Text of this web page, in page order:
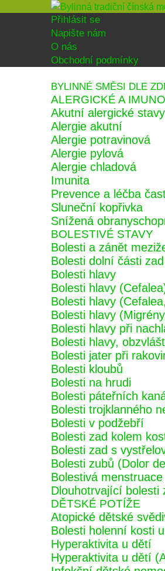
Přihlásit se
Napište nám
O nás
Obchodní podmínky
BYLINNÉ SMĚSI DLE
ALERGICKÉ A
Akutní alergické stavy
Alergie akutní
Alergie potravinová
Alergie pylová
Alergie chladová
Imunita
Prevence a léčba
Sluneční kopřivka
Snížená
BOLESTIVÉ STAVY
Bolesti a zánět
Bolesti dolní části
Bolesti hlavy
Bolesti hlavy
Bolesti hlavy
Bolesti hlavy
Bolesti hlavy při
Bolesti hlavy,
Bolesti jater při
Bolesti kloubů
Bolesti na hrudi
Bolesti páteřních
Bolesti trojklanného
Bolesti v podžebří
Bolesti zad kolem
Bolesti zad s
Bolesti zubů (Dolor
Bolestivá menstruace
Dlouhotrvající bolesti
DĚTSKÉ POTÍŽE
Atopické dětské
Bolesti holenní kosti
Hyperaktivita u dětí
Hyperaktivita u dětí